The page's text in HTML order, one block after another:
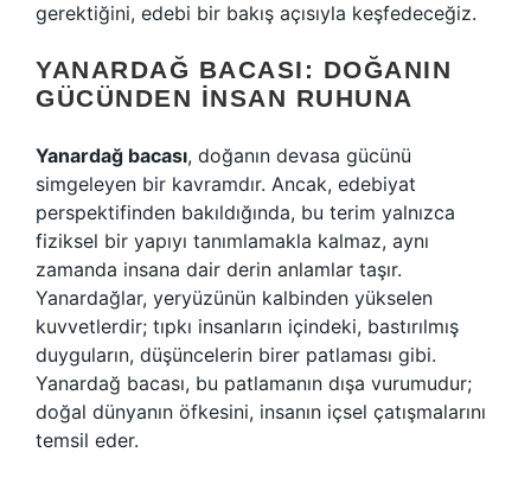
gerektiğini, edebi bir bakış açısıyla keşfedeceğiz.
YANARDAĞ BACASI: DOĞANIN
GÜCÜNDEN İNSAN RUHUNA
Yanardağ bacası, doğanın devasa gücünü
simgeleyen bir kavramdır. Ancak, edebiyat
perspektifinden bakıldığında, bu terim yalnızca
fiziksel bir yapıyı tanımlamakla kalmaz, aynı
zamanda insana dair derin anlamlar taşır.
Yanardağlar, yeryüzünün kalbinden yükselen
kuvvetlerdir; tıpkı insanların içindeki, bastırılmış
duyguların, düşüncelerin birer patlaması gibi.
Yanardağ bacası, bu patlamanın dışa vurumudur;
doğal dünyanın öfkesini, insanın içsel çatışmalarını
temsil eder.